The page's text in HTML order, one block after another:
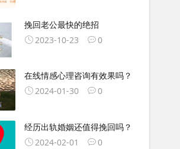
挽回老公最快的绝招
2023-10-23
0
在线情感心理咨询有效果吗？
2024-01-30
0
经历出轨婚姻还值得挽回吗？
2024-02-01
0